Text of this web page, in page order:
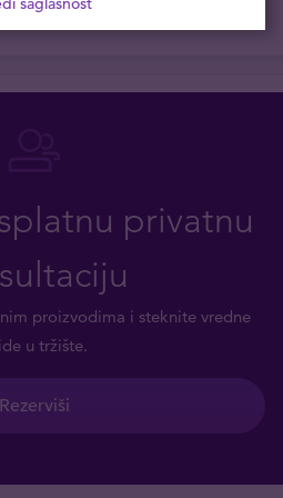
privatnu
proizvodima i steknite vredne
u tržište.
Rezerviši